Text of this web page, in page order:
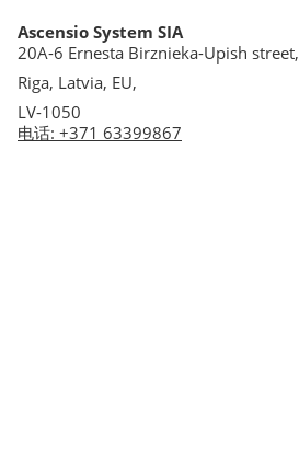
Ascensio System SIA
20A-6 Ernesta Birznieka-Upish street,
Riga, Latvia, EU,
LV-1050
电话: +371 63399867